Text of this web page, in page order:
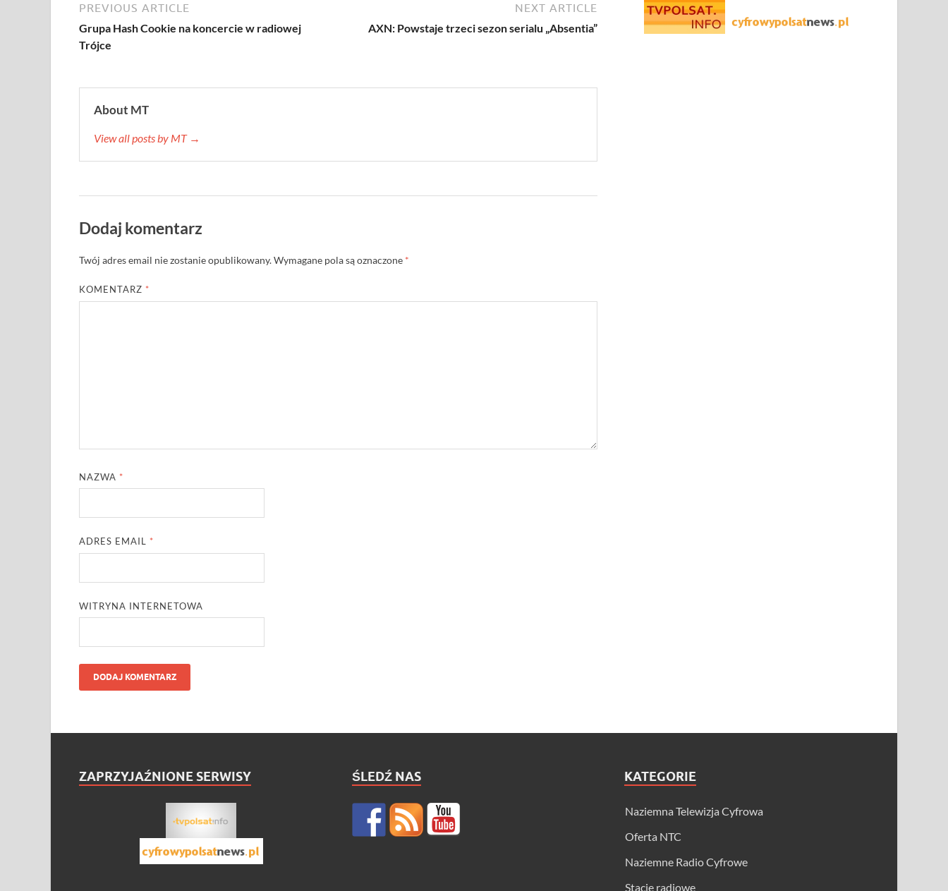
PREVIOUS ARTICLE
Grupa Hash Cookie na koncercie w radiowej
Trójce
NEXT ARTICLE
AXN: Powstaje trzeci sezon serialu „Absentia”
About MT
View all posts by MT →
Dodaj komentarz
Twój adres email nie zostanie opublikowany.Wymagane pola są oznaczone *
KOMENTARZ *
NAZWA *
ADRES EMAIL *
WITRYNA INTERNETOWA
ZAPRZYJAŹNIONE SERWISY ŚLEDŹ NAS KATEGORIE
Naziemna Telewizja Cyfrowa
Oferta NTC
Naziemne Radio Cyfrowe
Stacje radiowe